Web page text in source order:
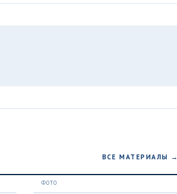
ВСЕ МАТЕРИАЛЫ →